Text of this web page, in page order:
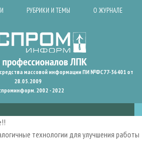
РУБРИКИ И ТЕМЫ О ЖУРНАЛЕ
массовой информации ПИ №ФС77-36401 от
28.05.2009
2002 - 2022
технологии для улучшения работы